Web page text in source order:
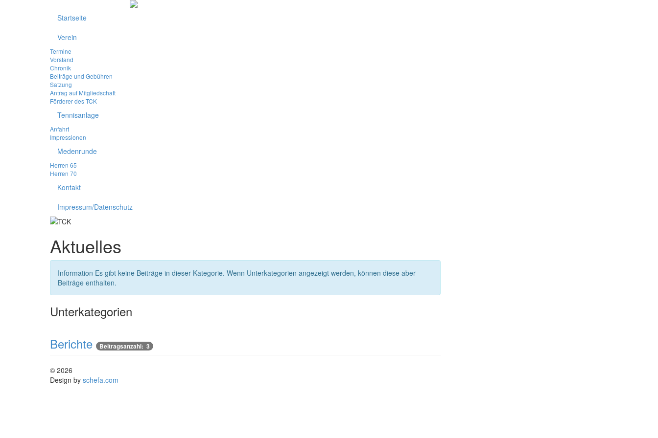
Startseite
Verein
Termine
Vorstand
Chronik
Beiträge und Gebühren
Satzung
Antrag auf Mitgliedschaft
Förderer des TCK
Tennisanlage
Anfahrt
Impressionen
Medenrunde
Herren 65
Herren 70
Kontakt
Impressum/Datenschutz
Aktuelles
Information Es gibt keine Beiträge in dieser Kategorie. Wenn Unterkategorien angezeigt werden, können diese aber
Beiträge enthalten.
Unterkategorien
Berichte
Beitragsanzahl: 3
© 2026
Design by schefa.com